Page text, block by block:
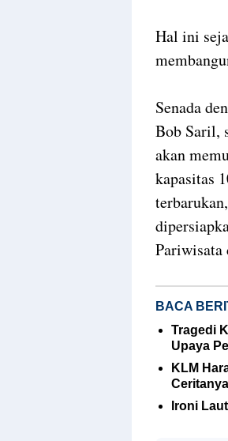
Hal ini
Senada
Bob Saril,
akan
kapasitas
Pariwisata
BACA
Tragedi
Upaya
KLM
Ceritanya
Ironi